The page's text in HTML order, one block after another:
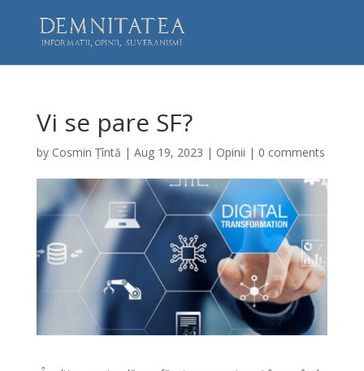
Vi se pare SF?
by Cosmin Țîntă | Aug 19, 2023 | Opinii | 0 comments